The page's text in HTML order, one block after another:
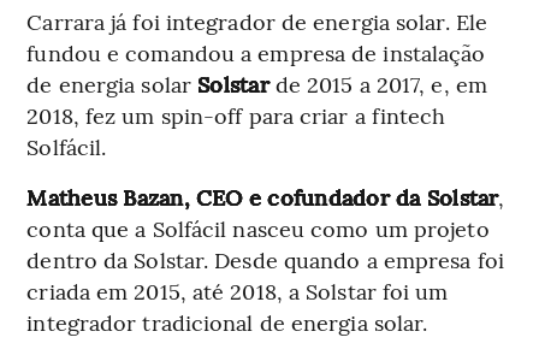
Carrara já foi integrador de energia solar. Ele
fundou e comandou a empresa de instalação
de energia solar Solstarde 2015 a 2017, e, em
2018, fez um spin-off para criar a fintech
Solfácil.
Matheus Bazan, CEO e cofundador da Solstar,
conta que a Solfácil nasceu como um projeto
dentro da Solstar. Desde quando a empresa foi
criada em 2015, até 2018, a Solstar foi um
integrador tradicional de energia solar.